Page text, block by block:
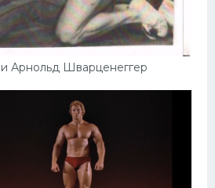
Арнольд Шварценеггер